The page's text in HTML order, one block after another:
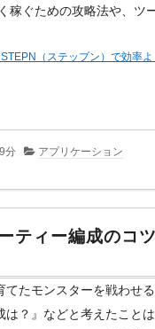
稼ぐための攻略法や、ツ
STEPN（ステップン）で効率
分 アプリケーション
ティー編成のコ
てたモンスターを戦わせ
は？』などと考えたこと